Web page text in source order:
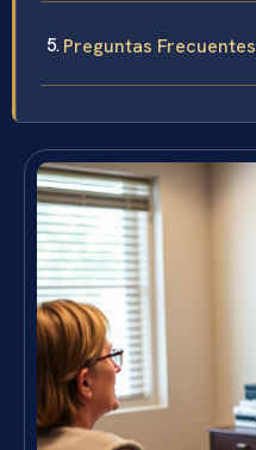
Preguntas Frecuentes